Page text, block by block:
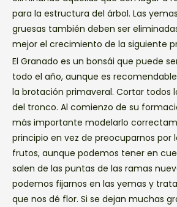
para la estructura del árbol. Las
gruesas también deben ser
mejor el crecimiento de la siguiente
El Granado es un bonsái que puede
todo el año, aunque es
la brotación primaveral. Cortar todos
del tronco. Al comienzo de su
más importante modelarlo
principio en vez de preocuparnos por
frutos, aunque podemos tener en
salen de las puntas de las ramas
podemos fijarnos en las yemas y
que nos dé flor. Si se dejan muchas